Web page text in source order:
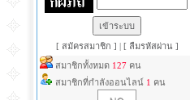
[ สมัครสมาชิก ] | [ ลืมรหัสผ่าน ]
สมาชิกทั้งหมด 127 คน
สมาชิกที่กำลังออนไลน์ 1 คน